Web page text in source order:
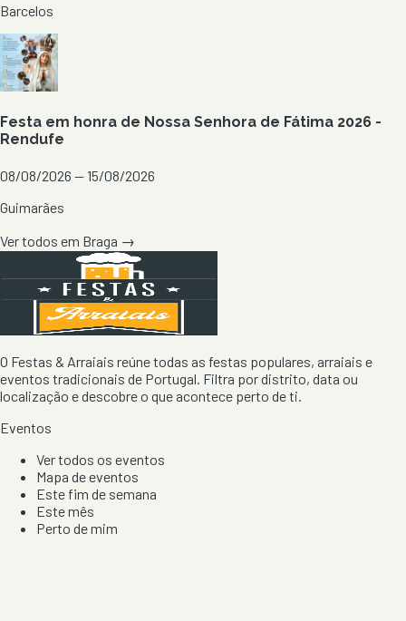
Barcelos
Festa em honra de Nossa Senhora de Fátima 2026 -
Rendufe
08/08/2026 — 15/08/2026
Guimarães
Ver todos em Braga →
O Festas & Arraiais reúne todas as festas populares, arraiais e
eventos tradicionais de Portugal. Filtra por distrito, data ou
localização e descobre o que acontece perto de ti.
Eventos
Ver todos os eventos
Mapa de eventos
Este fim de semana
Este mês
Perto de mim